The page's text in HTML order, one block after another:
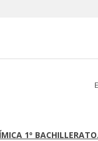
1º